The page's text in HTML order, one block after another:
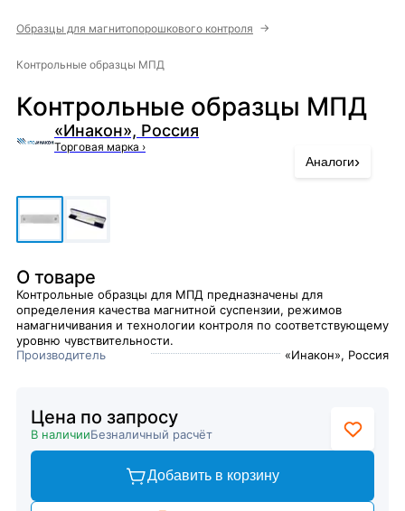
Образцы для магнитопорошкового контроля →
Контрольные образцы МПД
Контрольные образцы МПД
«Инакон», Россия
Торговая марка ›
Аналоги›
О товаре
Контрольные образцы для МПД предназначены для
определения качества магнитной суспензии, режимов
намагничивания и технологии контроля по соответствующему
уровню чувствительности.
Производитель
«Инакон», Россия
Цена по запросу
В наличииБезналичный расчёт
Добавить в корзину